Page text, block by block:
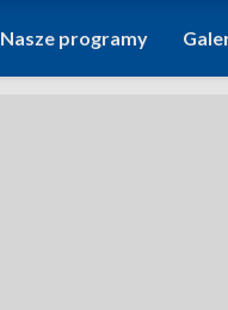
Nasze programy